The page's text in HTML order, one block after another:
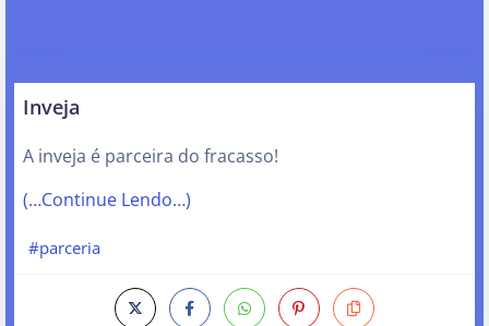
Inveja
A inveja é parceira do fracasso!
(…Continue Lendo…)
#parceria